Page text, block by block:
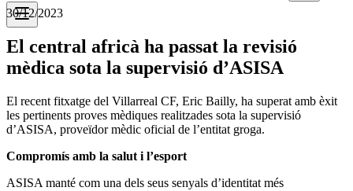
30/12/2023
El central africà ha passat la revisió
mèdica sota la supervisió d’ASISA
El recent fitxatge del Villarreal CF, Eric Bailly, ha superat amb èxit
les pertinents proves mèdiques realitzades sota la supervisió
d’ASISA, proveïdor mèdic oficial de l’entitat groga.
Compromís amb la salut i l’esport
ASISA manté com una dels seus senyals d’identitat més